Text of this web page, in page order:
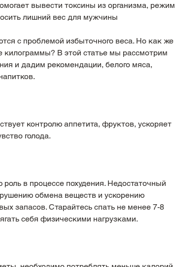
вывести токсины из организма, режим
лишний вес для мужчины
с проблемой избыточного веса. Но как же
килограммы? В этой статье мы рассмотрим
и дадим рекомендации, белого мяса,
контролю аппетита, фруктов, ускоряет
голода.
в процессе похудения. Недостаточный
обмена веществ и ускорению
запасов. Старайтесь спать не менее 7-8
себя физическими нагрузками.